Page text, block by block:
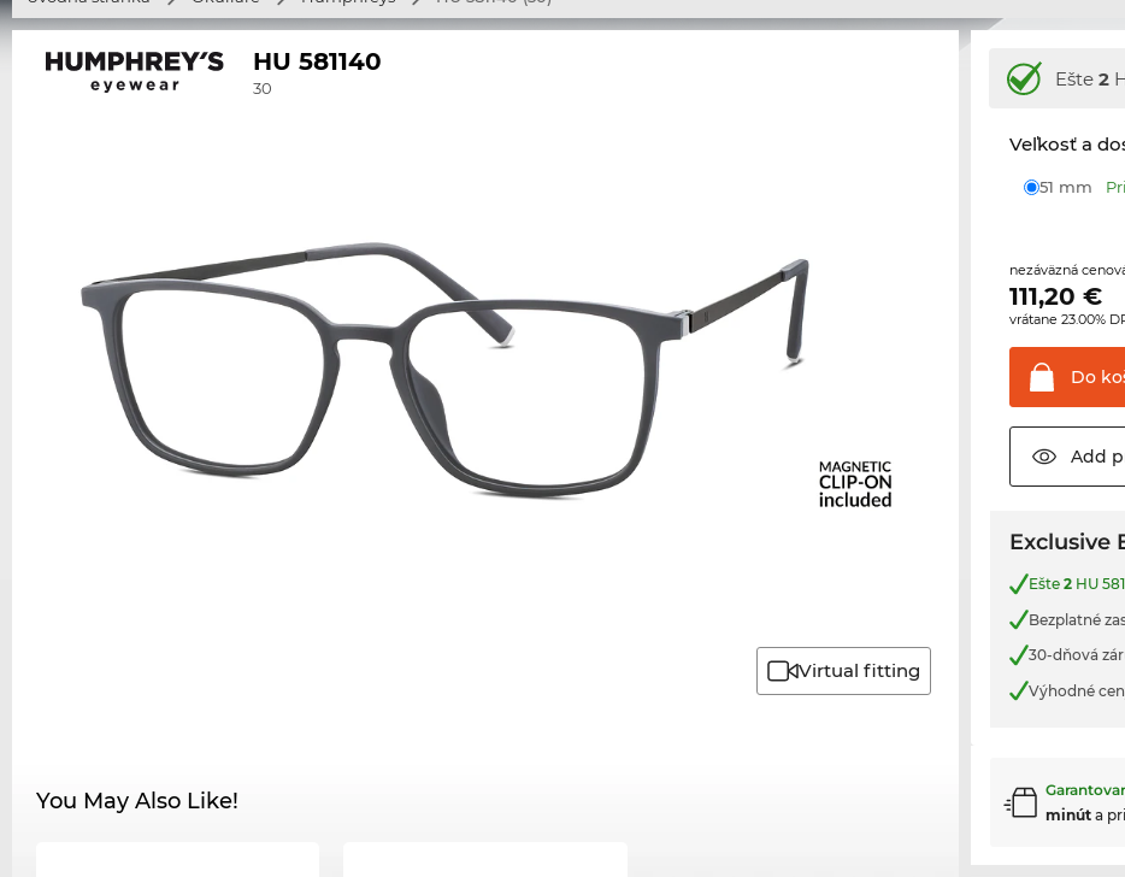
HU 581140
30
Virtual fitting
You May Also Like!
Ešte2
Veľkosť a
51 mm
nezáväzná
111,20 €
vrátane 23.00%
Do
Add
Exclusive
Ešte2 HU
Bezplatné
30-dňová
Výhodné
minút a